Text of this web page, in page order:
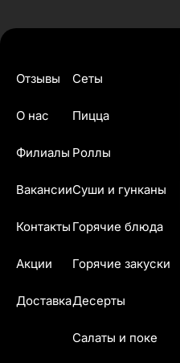
Отзывы
О нас
Филиалы
Вакансии
Контакты
Акции
Доставка
Сеты
Пицца
Роллы
Суши и гунканы
Горячие блюда
Горячие закуски
Десерты
Салаты и поке